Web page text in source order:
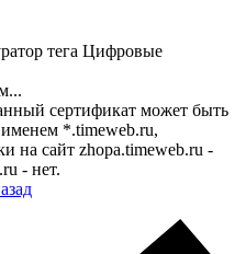
тега Цифровые
сертификат может быть
именем *.timeweb.ru,
на сайт zhopa.timeweb.ru -
- нет.